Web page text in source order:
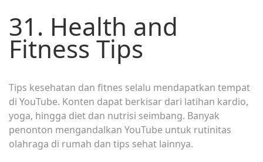
31. Health and
Fitness Tips
Tips kesehatan dan fitnes selalu mendapatkan tempat
di YouTube. Konten dapat berkisar dari latihan kardio,
yoga, hingga diet dan nutrisi seimbang. Banyak
penonton mengandalkan YouTube untuk rutinitas
olahraga di rumah dan tips sehat lainnya.